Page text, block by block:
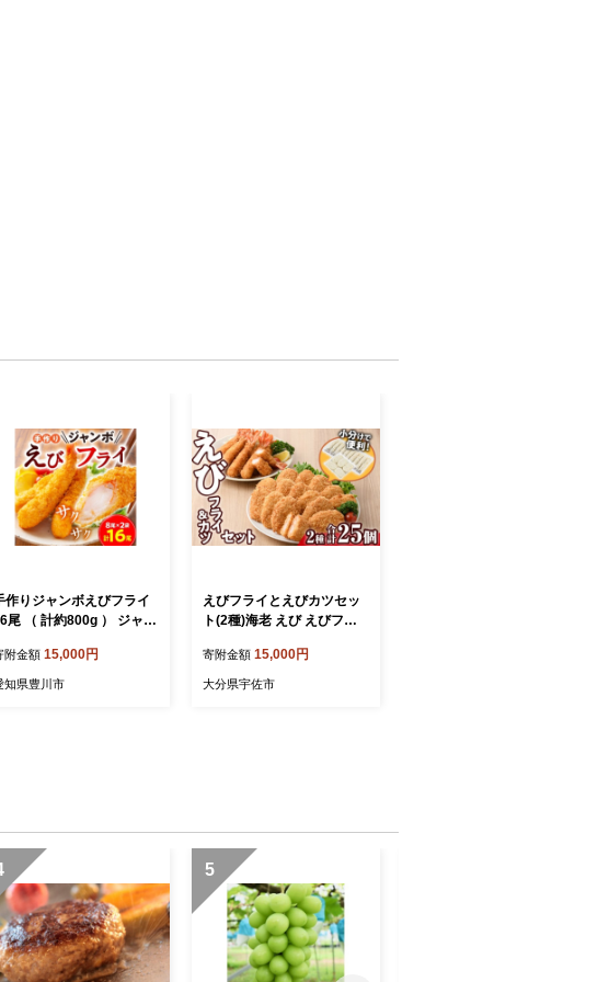
作りジャンボえびフライ
尾 （ 計約800g ） ジャン
ンボ エビ えび 海老 おか
惣菜 揚げ物 冷凍
附金額 15,000円
知県豊川市
えびフライとえびカツセッ
ト(2種)海老 えび えびフラ
当 おかず おつまみ 揚げる
だけ セット【105800601】
寄附金額 15,000円
大分県宇佐市
5